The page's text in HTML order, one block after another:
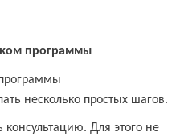
программы
несколько простых шагов.
консультацию. Для этого не